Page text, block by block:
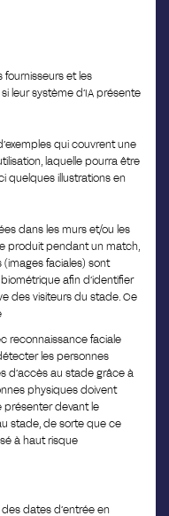
fournisseurs et les
leur système d’IA présente
qui couvrent une
laquelle pourra être
quelques illustrations en
dans les murs et/ou les
produit pendant un match,
faciales) sont
afin d’identifier
des visiteurs du stade. Ce
reconnaissance faciale
les personnes
d’accès au stade grâce à
physiques doivent
présenter devant le
stade, de sorte que ce
à haut risque
dates d’entrée en